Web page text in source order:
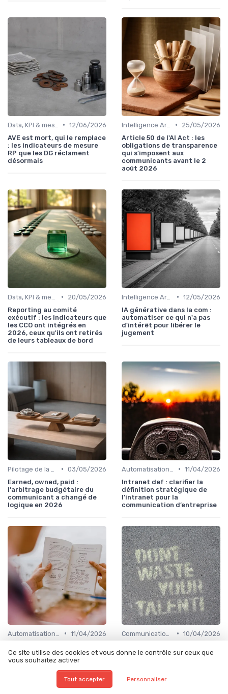
• 12/06/2026
AVE est mort, qui le remplace
: les indicateurs de mesure
RP que les DG réclament
désormais
•
25/05/2026
Article 50 de l'AI Act : les
obligations de transparence
qui s'imposent aux
communicants avant le 2
août 2026
•
20/05/2026
Reporting au comité
exécutif : les indicateurs que
les CCO ont intégrés en
2026, ceux qu'ils ont retirés
de leurs tableaux de bord
• 12/05/2026
IA générative dans la com :
automatiser ce qui n'a pas
d'intérêt pour libérer le
jugement
• 03/05/2026
Earned, owned, paid :
l'arbitrage budgétaire du
communicant a changé de
logique en 2026
• 11/04/2026
Intranet def : clarifier la
définition stratégique de
l’intranet pour la
communication d’entreprise
• 11/04/2026
un levier stratégique pour la
communication de
• 10/04/2026
newsletter un levier
Ce site utilise des cookies et vous donne le contrôle sur ceux que
vous souhaitez activer
Tout accepter Personnaliser